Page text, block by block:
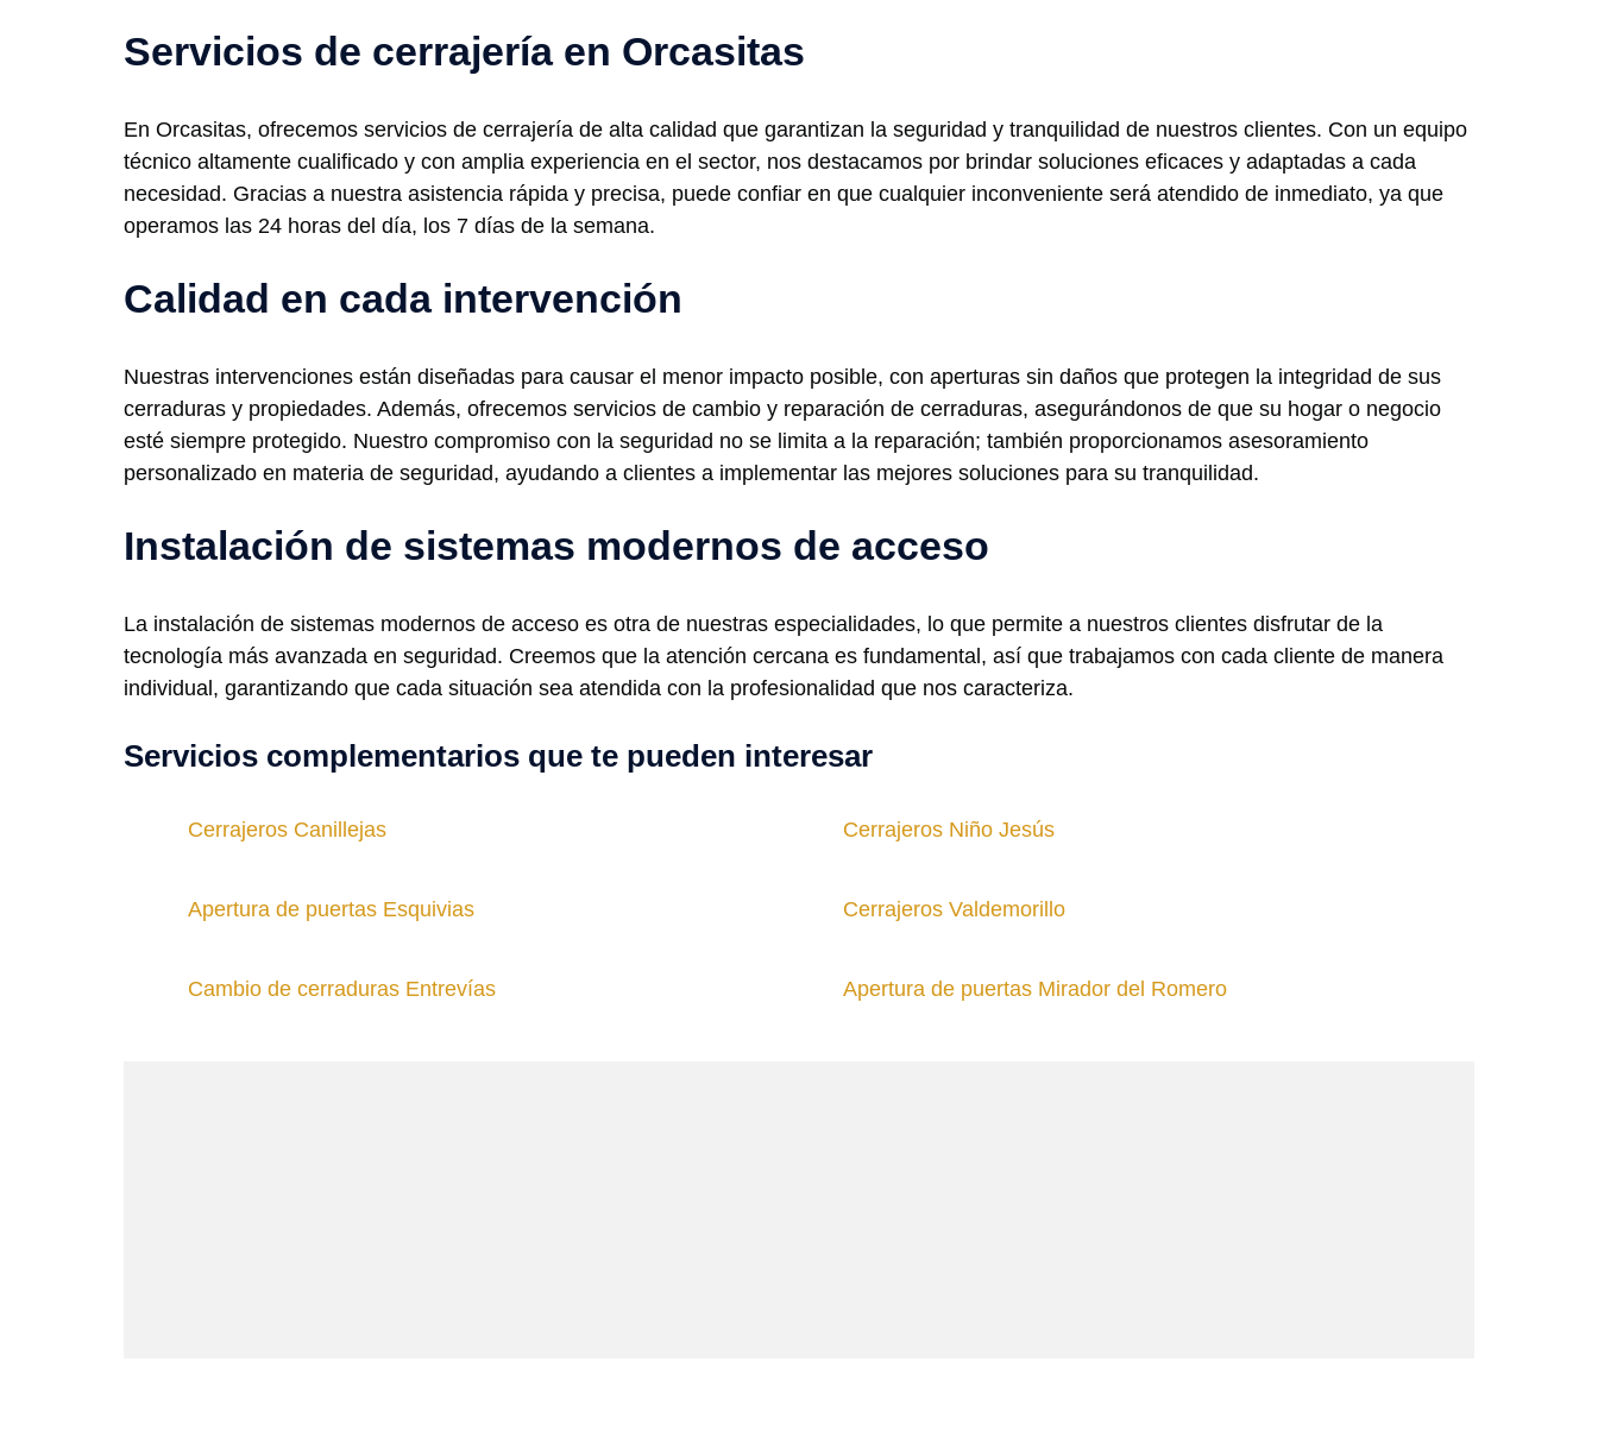
Servicios de cerrajería en Orcasitas
En Orcasitas, ofrecemos servicios de cerrajería de alta calidad que garantizan la seguridad y tranquilidad de nuestros clientes. Con un equipo
técnico altamente cualificado y con amplia experiencia en el sector, nos destacamos por brindar soluciones eficaces y adaptadas a cada
necesidad. Gracias a nuestra asistencia rápida y precisa, puede confiar en que cualquier inconveniente será atendido de inmediato, ya que
operamos las 24 horas del día, los 7 días de la semana.
Calidad en cada intervención
Nuestras intervenciones están diseñadas para causar el menor impacto posible, con aperturas sin daños que protegen la integridad de sus
cerraduras y propiedades. Además, ofrecemos servicios de cambio y reparación de cerraduras, asegurándonos de que su hogar o negocio
esté siempre protegido. Nuestro compromiso con la seguridad no se limita a la reparación; también proporcionamos asesoramiento
personalizado en materia de seguridad, ayudando a clientes a implementar las mejores soluciones para su tranquilidad.
Instalación de sistemas modernos de acceso
La instalación de sistemas modernos de acceso es otra de nuestras especialidades, lo que permite a nuestros clientes disfrutar de la
tecnología más avanzada en seguridad. Creemos que la atención cercana es fundamental, así que trabajamos con cada cliente de manera
individual, garantizando que cada situación sea atendida con la profesionalidad que nos caracteriza.
Servicios complementarios que te pueden interesar
Cerrajeros Canillejas Cerrajeros Niño Jesús
Apertura de puertas Esquivias Cerrajeros Valdemorillo
Cambio de cerraduras Entrevías Apertura de puertas Mirador del Romero